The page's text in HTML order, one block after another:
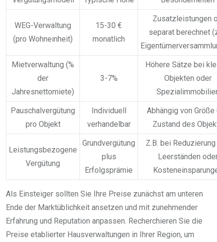
WEG-Verwaltung
(pro Wohneinheit)
15-30 €
monatlich
Zusatzleistungen
separat berechnet
Mietverwaltung (%
der
Jahresnettomiete)
3-7%
Höhere Sätze bei
Objekten oder
Pauschalvergütung
pro Objekt
Individuell
verhandelbar
Abhängig von Größe
Zustand des
Leistungsbezogene
Vergütung
Grundvergütung
plus
Erfolgsprämie
Z.B. bei
Leerständen
Als Einsteiger sollten Sie Ihre Preise zunächst am unteren
Ende der Marktüblichkeit ansetzen und mit zunehmender
Erfahrung und Reputation anpassen. Recherchieren Sie die
Preise etablierter Hausverwaltungen in Ihrer Region, um